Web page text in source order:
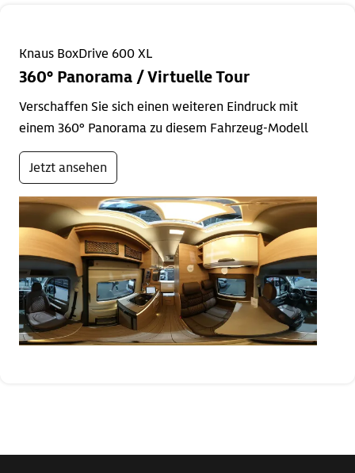
Knaus BoxDrive 600 XL
360° Panorama / Virtuelle Tour
Verschaffen Sie sich einen weiteren Eindruck mit
einem 360° Panorama zu diesem Fahrzeug-Modell
Jetzt ansehen